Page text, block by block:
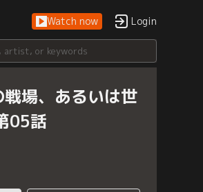
Watch now Login
場、あるいは世
05話